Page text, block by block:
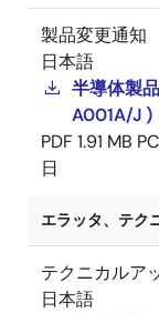
製品変更通知
日本語
半導体製
A001A/J )
PDF 1.91 MB
日
エラッタ、テク
テクニカルア
日本語